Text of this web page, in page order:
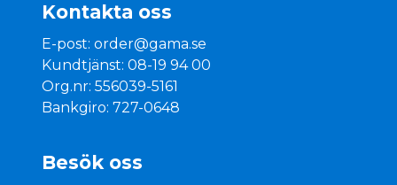
Kontakta oss
E-post:order@gama.se
Kundtjänst: 08-19 94 00
Org.nr: 556039-5161
Bankgiro: 727-0648
Besök oss